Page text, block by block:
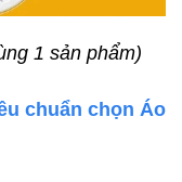
1 sản phẩm)
chuẩn chọn Áo